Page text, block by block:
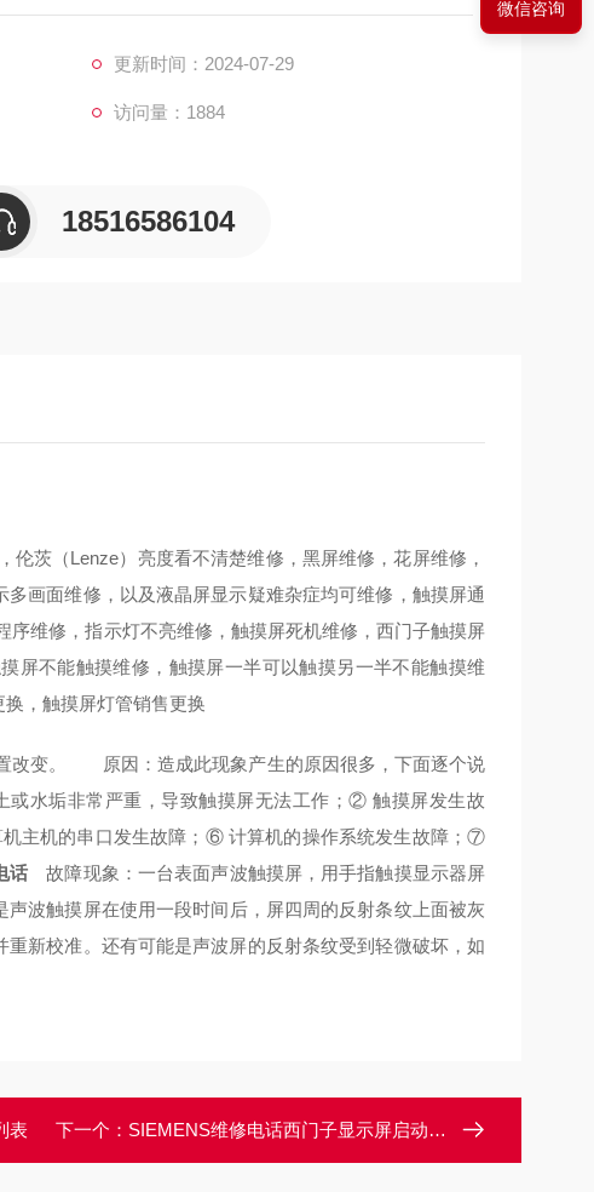
维修，西门子触摸屏更新时间：2024-07-29
访问量：1884
18516586104
茨（Lenze）亮度看不清楚维修，黑屏维修，花屏维修，
画面维修，以及液晶屏显示疑难杂症均可维修，触摸屏通
维修，指示灯不亮维修，触摸屏死机维修，西门子触摸屏
屏不能触摸维修，触摸屏一半可以触摸另一半不能触摸维
，触摸屏灯管销售更换
改变。 原因：造成此现象产生的原因很多，下面逐个说
水垢非常严重，导致触摸屏无法工作；② 触摸屏发生故
主机的串口发生故障；⑥ 计算机的操作系统发生故障；⑦
话
故障现象：一台表面声波触摸屏，用手指触摸显示器屏
声波触摸屏在使用一段时间后，屏四周的反射条纹上面被灰
新校准。还有可能是声波屏的反射条纹受到轻微破坏，如
表 下一个： SIEMENS维修电话西门子显示屏启动无法进入用户系统修理电话
微信咨询